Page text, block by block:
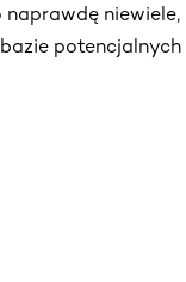
niewiele,